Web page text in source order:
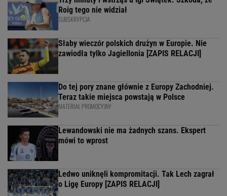
Roig tego nie widział
SUBSKRYPCJA
Słaby wieczór polskich drużyn w Europie. Nie
zawiodła tylko Jagiellonia [ZAPIS RELACJI]
Do tej pory znane głównie z Europy Zachodniej.
Teraz takie miejsca powstają w Polsce
MATERIAŁ PROMOCYJNY
Lewandowski nie ma żadnych szans. Ekspert
mówi to wprost
Ledwo uniknęli kompromitacji. Tak Lech zagrał
o Ligę Europy [ZAPIS RELACJI]